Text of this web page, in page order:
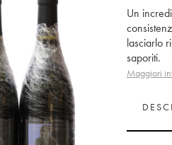
Un
lasciarlo
saporiti.
Maggiori